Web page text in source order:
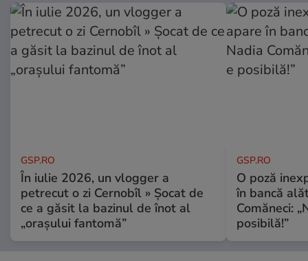
GSP.RO
În iulie 2026, un vlogger a
petrecut o zi Cernobîl » Șocat de
ce a găsit la bazinul de înot al
„orașului fantomă”
GSP.RO
O poză
în bancă
Comăneci:
posibilă!”